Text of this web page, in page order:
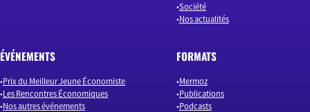
Société
Nos actualités
ÉVÉNEMENTS
Prix du Meilleur Jeune Économiste
Les Rencontres Économiques
Nos autres événements
FORMATS
Mermoz
Publications
Podcasts